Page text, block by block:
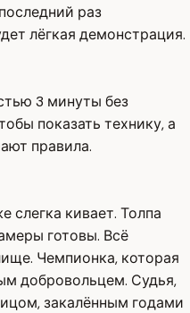
раз
лёгкая демонстрация.
3 минуты без
показать технику, а
правила.
слегка кивает. Толпа
готовы. Всё
Чемпионка, которая
добровольцем. Судья,
закалённым годами